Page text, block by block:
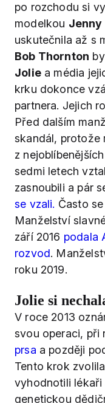
po rozchodu si
modelkou Jenny
uskutečnila až s
Bob Thornton
Joliea média
krku dokonce
partnera. Jejich
Před dalším
skandál, protože
z
sedmi letech
zasnoubili a pár
se vzali. Často
Manželství
září 2016 podala
rozvod.
roku 2019.
Jolie si
V roce 2013
svou operaci, při
prsa a později
Tento krok
vyhodnotili lékaři
genetickou